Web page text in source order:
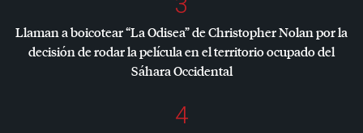
Llaman a boicotear “La Odisea” de Christopher Nolan por la
decisión de rodar la película en el territorio ocupado del
Sáhara Occidental
4